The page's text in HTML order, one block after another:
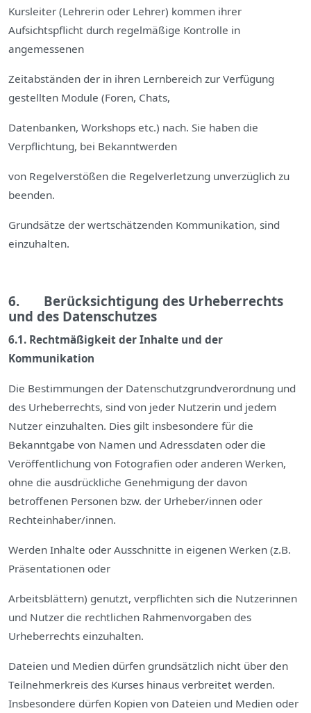
Kursleiter (Lehrerin oder Lehrer) kommen ihrer
Aufsichtspflicht durch regelmäßige Kontrolle in
angemessenen
Zeitabständen der in ihren Lernbereich zur Verfügung
gestellten Module (Foren, Chats,
Datenbanken, Workshops etc.) nach. Sie haben die
Verpflichtung, bei Bekanntwerden
von Regelverstößen die Regelverletzung unverzüglich zu
beenden.
Grundsätze der wertschätzenden Kommunikation, sind
einzuhalten.
6. Berücksichtigung des Urheberrechts
und des Datenschutzes
6.1. Rechtmäßigkeit der Inhalte und der
Kommunikation
Die Bestimmungen der Datenschutzgrundverordnung und
des Urheberrechts, sind von jeder Nutzerin und jedem
Nutzer einzuhalten. Dies gilt insbesondere für die
Bekanntgabe von Namen und Adressdaten oder die
Veröffentlichung von Fotografien oder anderen Werken,
ohne die ausdrückliche Genehmigung der davon
betroffenen Personen bzw. der Urheber/innen oder
Rechteinhaber/innen.
Werden Inhalte oder Ausschnitte in eigenen Werken (z.B.
Präsentationen oder
Arbeitsblättern) genutzt, verpflichten sich die Nutzerinnen
und Nutzer die rechtlichen Rahmenvorgaben des
Urheberrechts einzuhalten.
Dateien und Medien dürfen grundsätzlich nicht über den
Teilnehmerkreis des Kurses hinaus verbreitet werden.
Insbesondere dürfen Kopien von Dateien und Medien oder